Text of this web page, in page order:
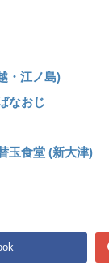
・江ノ島)
なおじ
玉食堂 (新大津)